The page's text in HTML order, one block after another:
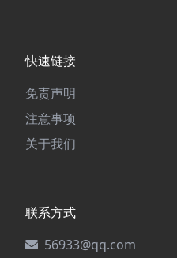
快速链接
免责声明
注意事项
关于我们
联系方式
56933@qq.com